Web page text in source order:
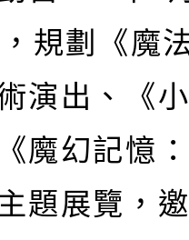
規劃《魔
演出、《
魔幻記憶
題展覽，